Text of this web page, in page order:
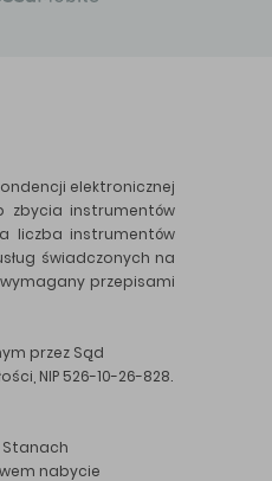
elektronicznej
zbycia instrumentów
liczba instrumentów
świadczonych na
przepisami
przez Sąd
NIP 526-10-26-828.
nabycie